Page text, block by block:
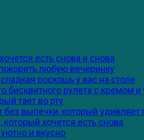
есть снова и снова
любую вечеринку
роскошь у вас на столе
бисквитного рулета с кремом
тает во рту
выпечки, который удивляет
хочется есть снова
и вкусно